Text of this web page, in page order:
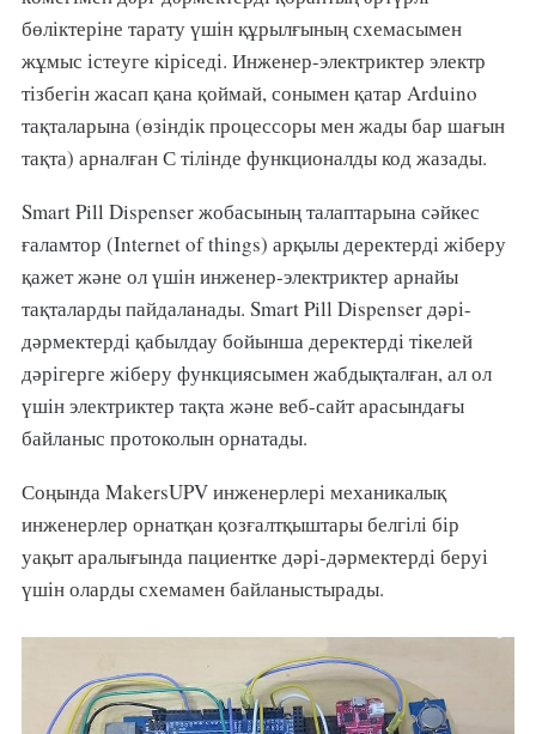
бөліктеріне тарату үшін құрылғының схемасымен
жұмыс істеуге кіріседі. Инженер-электриктер электр
тізбегін жасап қана қоймай, сонымен қатар Arduino
тақталарына (өзіндік процессоры мен жады бар шағын
тақта) арналған С тілінде функционалды код жазады.
Smart Pill Dispenser жобасының талаптарына сәйкес
ғаламтор (Internet of things) арқылы деректерді жіберу
қажет және ол үшін инженер-электриктер арнайы
тақталарды пайдаланады. Smart Pill Dispenser дәрі-
дәрмектерді қабылдау бойынша деректерді тікелей
дәрігерге жіберу функциясымен жабдықталған, ал ол
үшін электриктер тақта және веб-сайт арасындағы
байланыс протоколын орнатады.
Соңында MakersUPV инженерлері механикалық
инженерлер орнатқан қозғалтқыштары белгілі бір
уақыт аралығында пациентке дәрі-дәрмектерді беруі
үшін оларды схемамен байланыстырады.